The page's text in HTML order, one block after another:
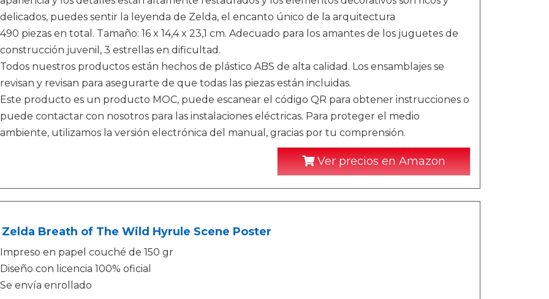
delicados, puedes sentir la leyenda de Zelda, el encanto único de la arquitectura
490 piezas en total. Tamaño: 16 x 14,4 x 23,1 cm. Adecuado para los amantes de los juguetes de
construcción juvenil, 3 estrellas en dificultad.
Todos nuestros productos están hechos de plástico ABS de alta calidad. Los ensamblajes se
revisan y revisan para asegurarte de que todas las piezas están incluidas.
Este producto es un producto MOC, puede escanear el código QR para obtener instrucciones o
puede contactar con nosotros para las instalaciones eléctricas. Para proteger el medio
ambiente, utilizamos la versión electrónica del manual, gracias por tu comprensión.
Ver precios en Amazon
Breath of The Wild Hyrule Scene Poster
Impreso en papel couché de 150 gr
Diseño con licencia 100% oficial
Se envía enrollado